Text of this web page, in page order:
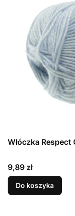
Włóczka Respect
Cena
9,89 zł
Do koszyka